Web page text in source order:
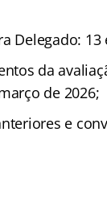
Delegado:
da
de 2026;
e